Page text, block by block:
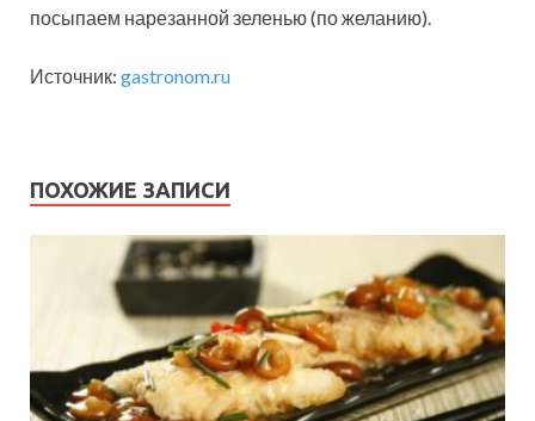
посыпаем нарезанной зеленью (по желанию).
Источник: gastronom.ru
ПОХОЖИЕ ЗАПИСИ